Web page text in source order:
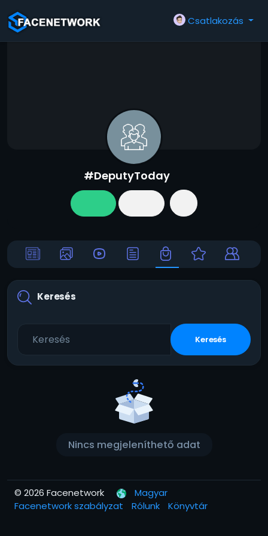
Csatlakozás
#DeputyToday
Keresés
Keresés
Nincs megjeleníthető adat
© 2026 Facenetwork
Magyar
Facenetwork szabályzat
Rólunk Könyvtár